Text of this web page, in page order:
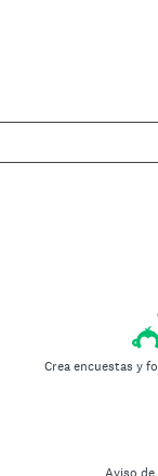
Crea encuestas y